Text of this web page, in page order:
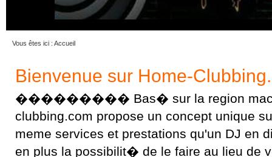
Vous êtes ici : Accueil
Bienvenue sur Home-
��������� Bas� sur la region
clubbing.com propose un concept unique
meme services et prestations qu'un DJ en
en plus la possibilit� de le faire au lieu de